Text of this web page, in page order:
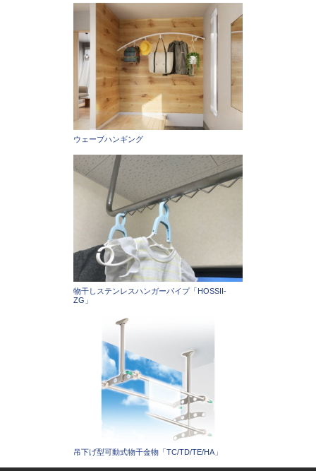
ウェーブハンギング
物干しステンレスハンガーパイプ「HOSSII-
ZG」
吊下げ型可動式物干金物「TC/TD/TE/HA」